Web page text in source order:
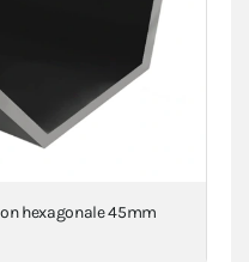
hexagonale 45mm